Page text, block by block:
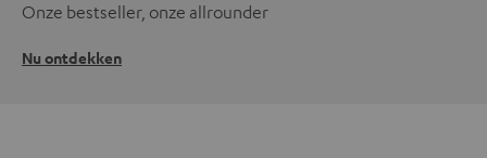
Onze bestseller, onze allrounder
Nu ontdekken